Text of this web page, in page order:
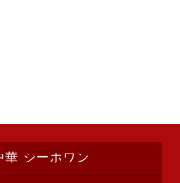
華 シーホワン